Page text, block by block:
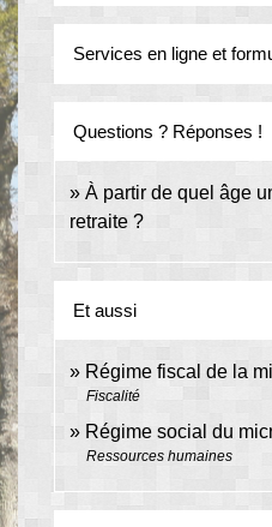
Services en ligne et
Questions ? Réponses !
À partir de quel âge
retraite ?
Et aussi
Régime fiscal de la
Fiscalité
Régime social du
Ressources humaines